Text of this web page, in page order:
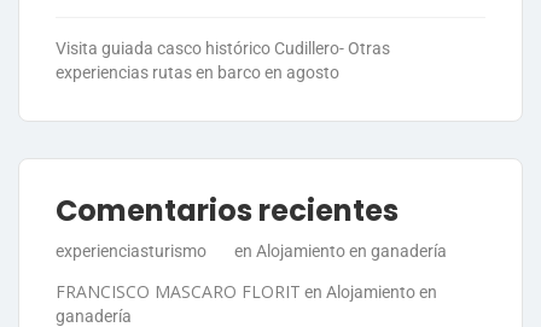
Visita guiada casco histórico Cudillero- Otras
experiencias rutas en barco en agosto
Comentarios recientes
experienciasturismo en Alojamiento en ganadería
FRANCISCO MASCARO FLORIT en Alojamiento en
ganadería